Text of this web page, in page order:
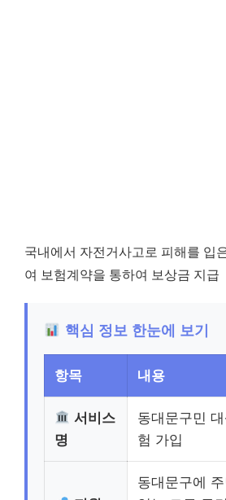
국내에서 자전거사고로 피해를 입
여 보험계약을 통하여 보상금 지급
핵심 정보 한눈에 보기
항목 내용
서비스
명
동대문구민
험 가입
동대문구에